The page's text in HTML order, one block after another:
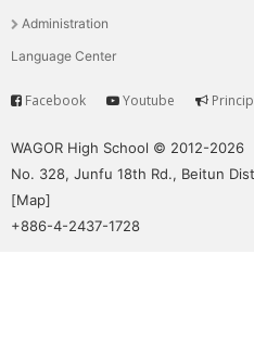
單Administration
Language Center
Service
Facebook Youtube
WAGOR High School © 2012-2026
No. 328, Junfu 18th Rd., Beitun
[Map]
+886-4-2437-1728